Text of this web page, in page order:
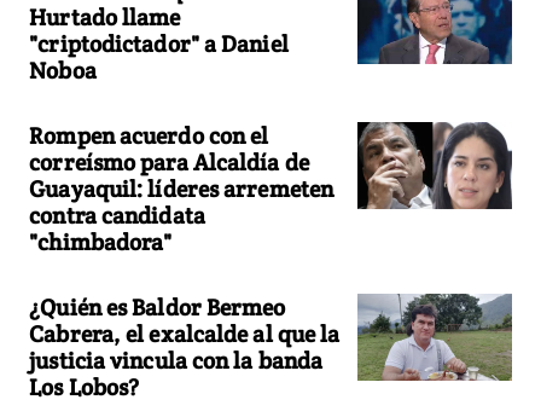
Hurtado llame
"criptodictador" a Daniel
Noboa
Rompen acuerdo con el
correísmo para Alcaldía de
Guayaquil: líderes arremeten
contra candidata
"chimbadora"
¿Quién es Baldor Bermeo
Cabrera, el exalcalde al que la
justicia vincula con la banda
Los Lobos?